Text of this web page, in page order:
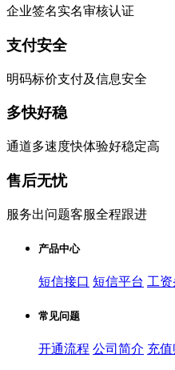
企业签名实名审核认证
支付安全
明码标价支付及信息安全
多快好稳
通道多速度快体验好稳定高
售后无忧
服务出问题客服全程跟进
产品中心
短信接口 短信平台 工
常见问题
开通流程 公司简介 充